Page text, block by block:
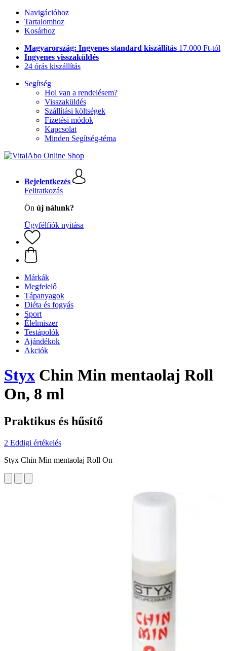
Navigációhoz
Tartalomhoz
Kosárhoz
Magyarország: Ingyenes standard kiszállítás 17.000 Ft-tól
Ingyenes visszaküldés
24 órás kiszállítás
Segítség
Hol van a rendelésem?
Visszaküldés
Szállítási költségek
Fizetési módok
Kapcsolat
Minden Segítség-téma
Bejelentkezés
Feliratkozás
Ön új nálunk?
Ügyfélfiók nyitása
Márkák
Megfelelő
Tápanyagok
Diéta és fogyás
Sport
Élelmiszer
Testápolók
Ajándékok
Akciók
Styx Chin Min mentaolaj Roll
On, 8 ml
Praktikus és hűsítő
2 Eddigi értékelés
Styx Chin Min mentaolaj Roll On